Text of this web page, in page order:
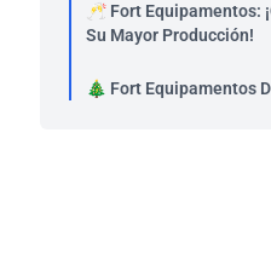
🥂 Fort Equipamentos:
Su Mayor Producción!
🎄 Fort Equipamentos